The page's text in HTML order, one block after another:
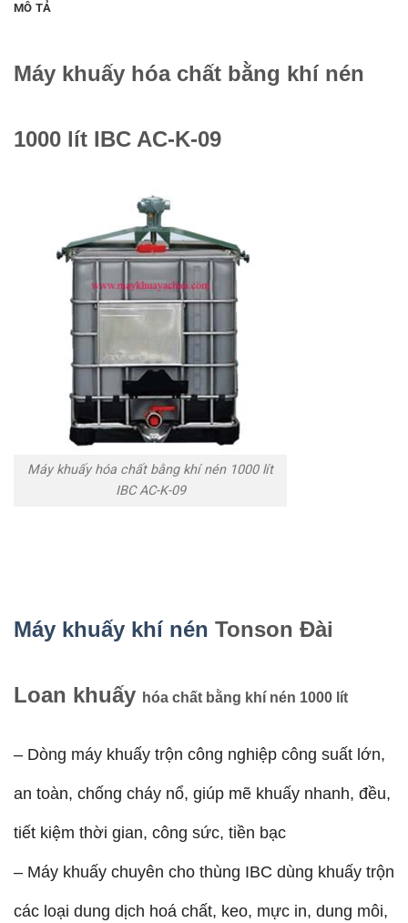
MÔ TẢ
Máy khuấy hóa chất bằng khí nén
1000 lít IBC AC-K-09
Máy khuấy hóa chất bằng khí nén 1000 lít
IBC AC-K-09
Máy khuấy khí nén Tonson Đài
Loan khuấy hóa chất bằng khí nén 1000 lít
– Dòng máy khuấy trộn công nghiệp công suất lớn,
an toàn, chống cháy nổ, giúp mẽ khuấy nhanh, đều,
tiết kiệm thời gian, công sức, tiền bạc
– Máy khuấy chuyên cho thùng IBC dùng khuấy trộn
các loại dung dịch hoá chất, keo, mực in, dung môi,